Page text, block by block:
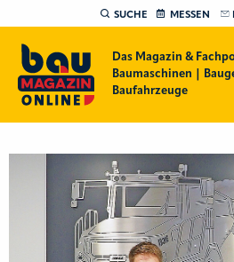
SUCHE MESSEN
Das Magazin &
Baumaschinen |
Baufahrzeuge